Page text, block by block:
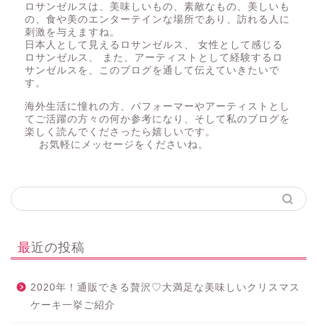
ロサンゼルスは、美味しいもの、素敵なもの、美しいも
の、食や美のエンターテインな場所であり、訪れる人に
刺激を与えますね。
日本人として見えるロサンゼルス、 女性として感じる
ロサンゼルス、 また、アーティストとして経験するロ
サンゼルスを、このブログを通して伝えていきたいで
す。
海外生活に憧れの方、パフォーマーやアーティストとし
てご活躍の方々の何か参考になり、そして私のブログを
楽しく読んでくださったら嬉しいです。
お気軽にメッセージをくださいね。
最近の投稿
2020年！通販できる贅沢♡大満足な美味しいクリスマス
ケーキ一挙ご紹介